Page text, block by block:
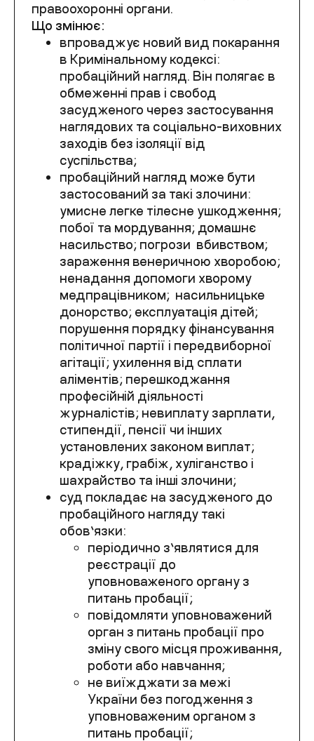
правоохоронні органи.
Що змінює:
впроваджує новий вид покарання
в Кримінальному кодексі:
пробаційний нагляд. Він полягає в
обмеженні прав і свобод
засудженого через застосування
наглядових та соціально-виховних
заходів без ізоляції від
суспільства;
пробаційний нагляд може бути
застосований за такі злочини:
умисне легке тілесне ушкодження;
побої та мордування; домашнє
насильство; погрози вбивством;
зараження венеричною хворобою;
ненадання допомоги хворому
медпрацівником; насильницьке
донорство; експлуатація дітей;
порушення порядку фінансування
політичної партії і передвиборної
агітації; ухилення від сплати
аліментів; перешкоджання
професійній діяльності
журналістів; невиплату зарплати,
стипендії, пенсії чи інших
установлених законом виплат;
крадіжку, грабіж, хуліганство і
шахрайство та інші злочини;
суд покладає на засудженого до
пробаційного нагляду такі
обов’язки:
періодично з’являтися для
реєстрації до
уповноваженого органу з
питань пробації;
повідомляти уповноважений
орган з питань пробації про
зміну свого місця проживання,
роботи або навчання;
не виїжджати за межі
України без погодження з
уповноваженим органом з
питань пробації;